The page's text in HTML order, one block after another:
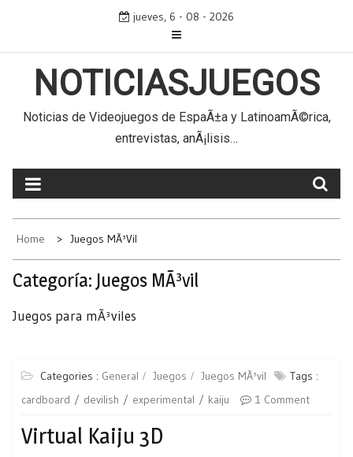
jueves, 6 - 08 - 2026
NOTICIASJUEGOS
Noticias de Videojuegos de EspaÃ±a y LatinoamÃ©rica,
entrevistas, anÃ¡lisis…
Home Juegos MÃ³vil
Categoría: Juegos MÃ³vil
Juegos para mÃ³viles
Categories : General Juegos Juegos MÃ³vil
Tags :
cardboard
devilish experimental kaiju 1 Comment
Virtual Kaiju 3D